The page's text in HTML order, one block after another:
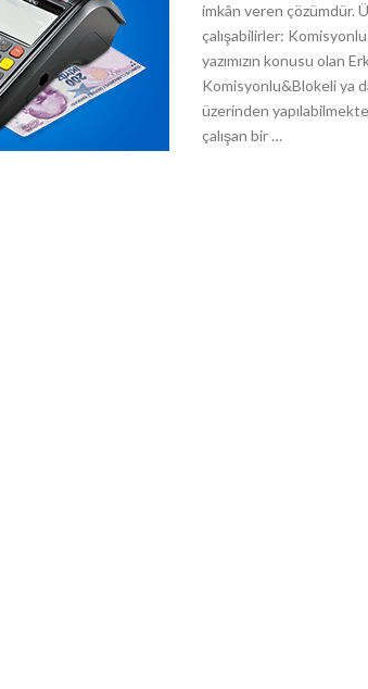
imkân veren çözümdür.
çalışabilirler:
yazımızın konusu olan
Komisyonlu&Blokeli ya
üzerinden
çalışan bir …